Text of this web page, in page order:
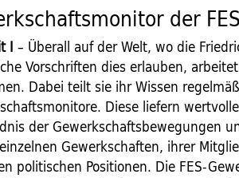
der FES
I – Überall auf der Welt, wo die
Vorschriften dies erlauben,
Dabei teilt sie ihr Wissen
Diese liefern
der Gewerkschaftsbewegungen
Gewerkschaften, ihrer
politischen Positionen. Die FES-